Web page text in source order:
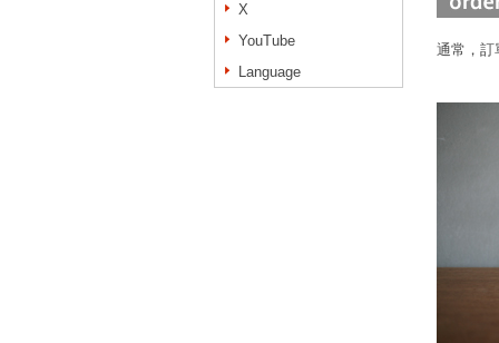
X
YouTube
Language
通常，訂